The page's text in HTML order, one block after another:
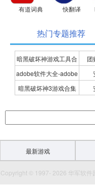
有道词典 快翻译
热门专题推荐
暗黑破坏神游戏工具合
集
团
adobe软件大全-adobe
全系列软件下载-adobe
暗黑破坏神3游戏合集
最新游戏
Copyright © 1997- 2026 华军软件